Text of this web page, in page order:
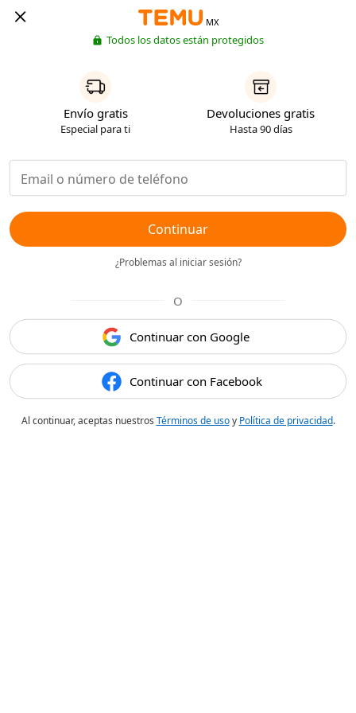
MX
Todos los datos están protegidos
Envío gratis
Especial para ti
Devoluciones gratis
Hasta 90 días
Continuar
¿Problemas al iniciar sesión?
O
Continuar con Google
Continuar con Facebook
Al continuar, aceptas nuestros Términos de usoy Política de privacidad.